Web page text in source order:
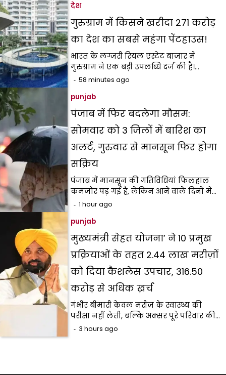
देश
गुरुग्राम में किसने खरीदा ₹271 करोड़
का देश का सबसे महंगा पेंटहाउस!
भारत के लग्जरी रियल एस्टेट बाजार में
गुरुग्राम ने एक बड़ी उपलब्धि दर्ज की है।…
58 minutes ago
punjab
पंजाब में फिर बदलेगा मौसम:
सोमवार को 3 जिलों में बारिश का
अलर्ट, गुरुवार से मानसून फिर होगा
सक्रिय
पंजाब में मानसून की गतिविधियां फिलहाल
कमजोर पड़ गई हैं, लेकिन आने वाले दिनों में…
1 hour ago
punjab
मुख्यमंत्री सेहत योजना’ ने 10 प्रमुख
प्रक्रियाओं के तहत 2.44 लाख मरीज़ों
को दिया कैशलेस उपचार, ₹316.50
करोड़ से अधिक ख़र्च
गंभीर बीमारी केवल मरीज़ के स्वास्थ्य की
परीक्षा नहीं लेती, बल्कि अक्सर पूरे परिवार की…
3 hours ago